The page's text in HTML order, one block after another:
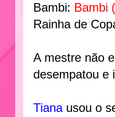
Bambi: Bambi
Rainha de
A mestre não
desempatou e
Tiana usou o